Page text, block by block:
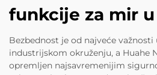
funkcije za mir
Bezbednost je od najveće
industrijskom okruženju, a Huahe
opremljen najsavremenijim